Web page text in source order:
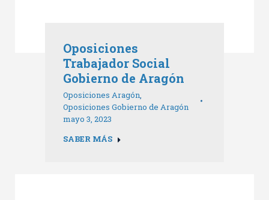
Oposiciones
Trabajador Social
Gobierno de Aragón
Oposiciones Aragón
Oposiciones Gobierno de Aragón
mayo 3, 2023
SABER MÁS